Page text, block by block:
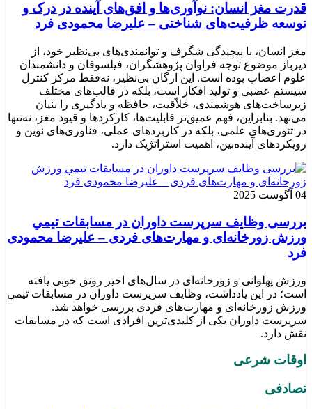
قدرت مغز انسان: نوآوری‌ها و افق‌های آینده در درک و
توسعه ظرفیت‌های شناختی – علیرضا محمودی فرد
مغز انسان، با پیچیدگی شگرف و توانمندی‌های بی‌نظیر خود، از
دیرباز موضوع توجه فراوان پژوهشگران، فیلسوفان و دانشمندان
علوم اعصاب بوده است. این ارگان بی‌نظیر، نه‌فقط مرکز کنترل
سیستم عصبی و تولید افکار است، بلکه در قالب‌های مختلف
زیرساخت‌های هوشمندی، خلاّقیت، حافظه و یادگیری را بنیان
می‌نهد. بنابراین، فهم عمیق‌تر قابلیت‌ها، کارکردها و قیود مغز، نه‌تنها
در تئوری‌های علمی، بلکه در کاربردهای عملی، فناوری‌های نوین و
رویکردهای آینده‌بین، اهمیت استراتژیک دارد.
04 آگوست 2025
بررسی وظايف سرپرست داوران در مسابقات تیمي
ورزش زورخانه‌ای و مهارت‌های فردی – علیرضا محمودی
فرد
ورزش پهلوانی و زورخانه‌ای در سال‌های اخیر رونق خوبی یافته
است؛ در این یادداشت، وظایف سرپرست داوران در مسابقات تیمي
ورزش زورخانه‌ای و مهارت‌های فردی بررسی خواهد شد.
سرپرست داوران یکی از کلیدی‌ترین افرادی است که در مسابقات
نقش دارد.
اوقات شرعی
تصادفی